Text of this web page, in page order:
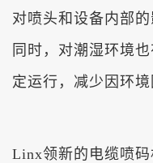
对喷头和设备内部
同时，对潮湿环境
定运行，减少因环境
Linx领新的电缆喷